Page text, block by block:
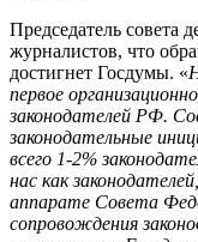
Председатель совета
журналистов, что
достигнет Госдумы. «
первое
законодателей РФ.
законодательные
всего 1-2%
нас как
аппарате Совета
сопровождения